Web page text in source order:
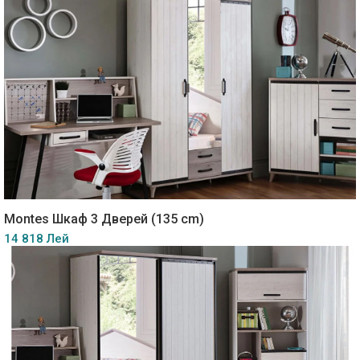
Montes Шкаф 3 Дверей (135 cm)
14 818 Лей